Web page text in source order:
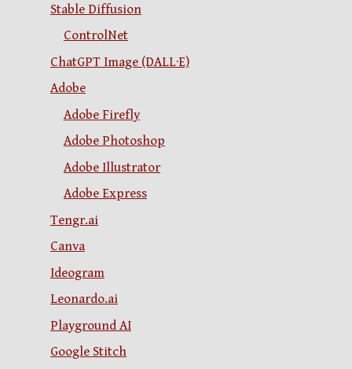
Stable Diffusion
ControlNet
ChatGPT Image (DALL·E)
Adobe
Adobe Firefly
Adobe Photoshop
Adobe Illustrator
Adobe Express
Tengr.ai
Canva
Ideogram
Leonardo.ai
Playground AI
Google Stitch